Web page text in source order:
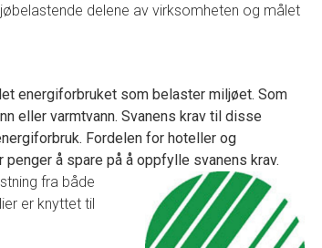
delene av virksomheten og målet
energiforbruket som belaster miljøet. Som
eller varmtvann. Svanens krav til disse
Fordelen for hoteller og
å spare på å oppfylle svanens krav.
fra både
er knyttet til